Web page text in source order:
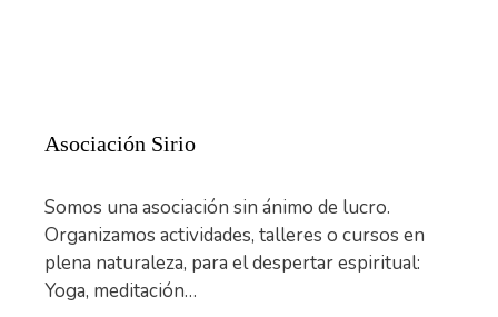
Asociación Sirio
Somos una asociación sin ánimo de lucro.
Organizamos actividades, talleres o cursos en
plena naturaleza, para el despertar espiritual:
Yoga, meditación…